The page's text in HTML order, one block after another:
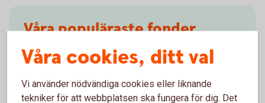
Våra populäraste fonder
Ibland är det svårt att välja. Få inspiration och tips.
Fondinspiration(swedbank-aktiellt.se)
Våra cookies, ditt val
Vi använder nödvändiga cookies eller liknande
tekniker för att webbplatsen ska fungera för dig. Det